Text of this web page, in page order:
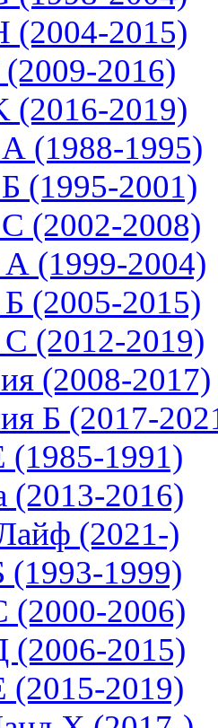
(2004-2015)
(2009-2016)
(2016-2019)
(1988-1995)
(1995-2001)
(2002-2008)
(1999-2004)
(2005-2015)
(2012-2019)
(2008-2017)
Б (2017-
(1985-1991)
(2013-2016)
(2021-)
(1993-1999)
(2000-2006)
(2006-2015)
(2015-2019)